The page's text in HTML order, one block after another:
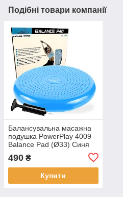
Подібні товари компанії
Балансувальна масажна
подушка PowerPlay 4009
Balance Pad (Ø33) Синя
490 ₴
Купити